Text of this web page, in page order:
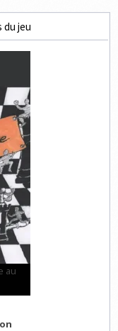
du jeu
au